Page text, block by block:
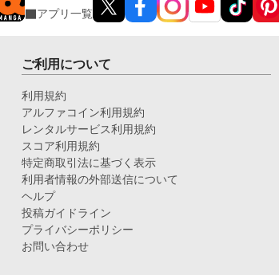
アプリ一覧
ご利用について
利用規約
アルファコイン利用規約
レンタルサービス利用規約
スコア利用規約
特定商取引法に基づく表示
利用者情報の外部送信について
ヘルプ
投稿ガイドライン
プライバシーポリシー
お問い合わせ